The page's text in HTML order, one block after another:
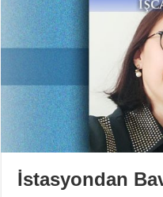
İstasyondan